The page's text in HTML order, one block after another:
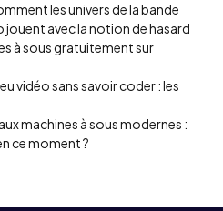
les univers de la bande
jouent avec la notion de hasard
à sous gratuitement sur
vidéo sans savoir coder : les
machines à sous modernes :
ce moment ?